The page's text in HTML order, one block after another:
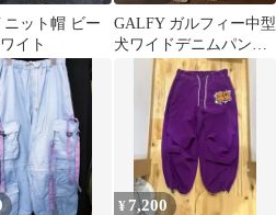
ニット帽 ビー
イト
GALFY ガルフィー中型
犬ワイドデニムパンツ
90s ストリート［訳あ
¥ 7,200